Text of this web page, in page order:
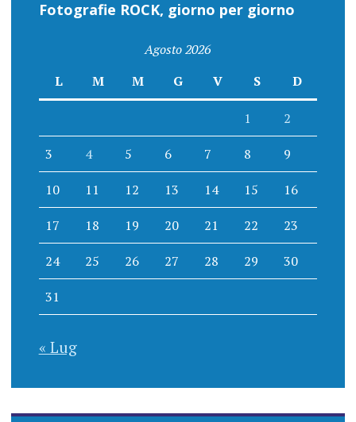
Fotografie ROCK, giorno per giorno
Agosto 2026
L
M M G V S D
1 2
3 4 5 6 7 8 9
10 11 12 13 14 15 16
17 18 19 20 21 22 23
24 25 26 27 28 29 30
31
« Lug